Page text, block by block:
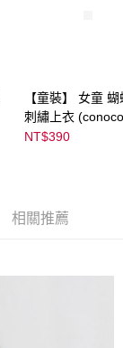
【童裝】 女童
刺繡上衣
NT$390
相關推薦